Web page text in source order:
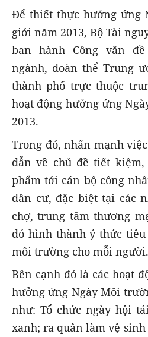
Để thiết thực hưởng ứng
giới năm 2013, Bộ Tài
ban hành Công văn
ngành, đoàn thể Trung
thành phố trực thuộc
hoạt động hưởng ứng
2013.
Trong đó, nhấn mạnh
dẫn về chủ đề tiết
phẩm tới cán bộ công
dân cư, đặc biệt tại các
chợ, trung tâm thương
đó hình thành ý thức
môi trường cho mỗi người.
Bên cạnh đó là các hoạt
hưởng ứng Ngày Môi
như: Tổ chức ngày hội
xanh; ra quân làm vệ